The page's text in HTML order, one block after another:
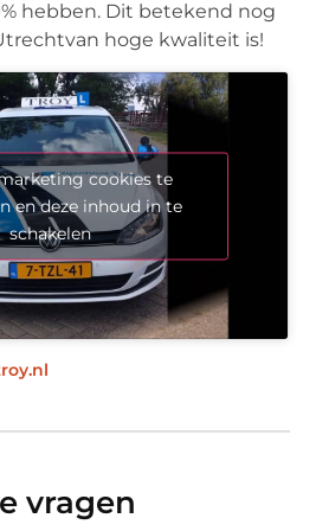
hebben. Dit betekend nog
hoge kwaliteit is!
cookies te
en deze inhoud in te
schakelen
vragen